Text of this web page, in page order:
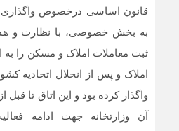
قانون اساسی درخصوص
به بخش خصوصی، با نظارت و
ثبت معاملات املاک و مسکن را به
املاک و پس از انحلال اتحادیه
واگذار کرده بود و این اتاق تا قبل
آن وزارتخانه جهت ادامه